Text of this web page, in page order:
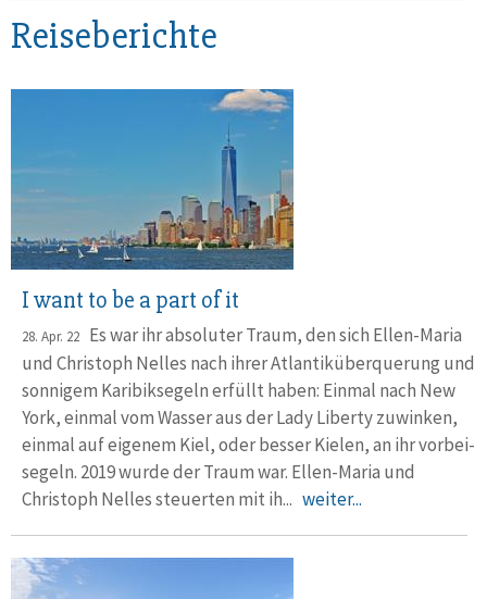
Reiseberichte
I want to be a part of it
28. Apr. 22 Es war ihr absoluter Traum, den sich Ellen-Maria
und Christoph Nelles nach ihrer Atlantik­über­querung und
sonnigem Karibik­segeln erfüllt haben: Einmal nach New
York, einmal vom Wasser aus der Lady Liberty zuwinken,
einmal auf eigenem Kiel, oder besser Kielen, an ihr vorbei­
segeln. 2019 wurde der Traum war. Ellen-Maria und
Christoph Nelles steuerten mit ih... weiter...